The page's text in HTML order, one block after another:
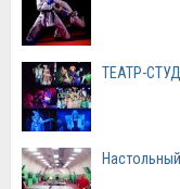
ТЕАТР-